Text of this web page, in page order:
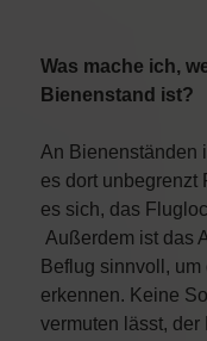
Was mache ich,
Bienenstand ist?
An Bienenständen
es dort unbegrenzt
es sich, das
Außerdem ist das
Beflug sinnvoll,
erkennen. Keine
vermuten lässt,